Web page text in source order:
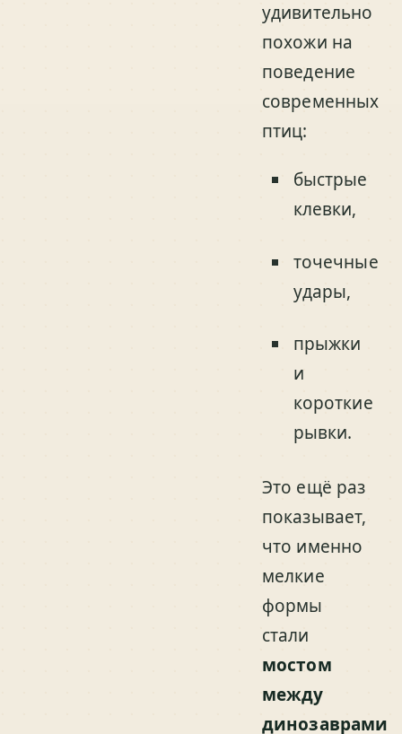
удивительно
похожи на
поведение
современных
птиц:
быстрые
клевки,
точечные
удары,
прыжки
и
короткие
рывки.
Это ещё раз
показывает,
что именно
мелкие
формы
стали
мостом
между
динозаврами